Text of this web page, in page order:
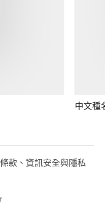
中文種
款、資訊安全與隱私